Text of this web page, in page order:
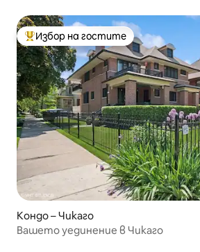
Най-популярен избор на гостите
Избор на гостите
Кондо – Чикаго
Вашето уединение в Чикаго